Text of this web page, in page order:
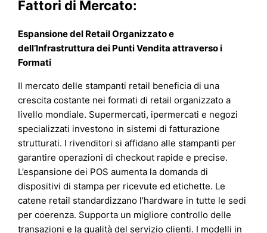
Fattori di Mercato:
Espansione del Retail Organizzato e
dell’Infrastruttura dei Punti Vendita attraverso i
Formati
Il mercato delle stampanti retail beneficia di una
crescita costante nei formati di retail organizzato a
livello mondiale. Supermercati, ipermercati e negozi
specializzati investono in sistemi di fatturazione
strutturati. I rivenditori si affidano alle stampanti per
garantire operazioni di checkout rapide e precise.
L’espansione dei POS aumenta la domanda di
dispositivi di stampa per ricevute ed etichette. Le
catene retail standardizzano l’hardware in tutte le sedi
per coerenza. Supporta un migliore controllo delle
transazioni e la qualità del servizio clienti. I modelli in